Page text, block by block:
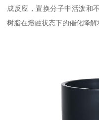
成反应，置换分子中活泼和
树脂在熔融状态下的催化降解